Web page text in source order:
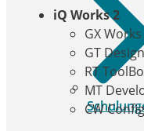
iQ Works 2
GX Works
GT
RT
MT
CW